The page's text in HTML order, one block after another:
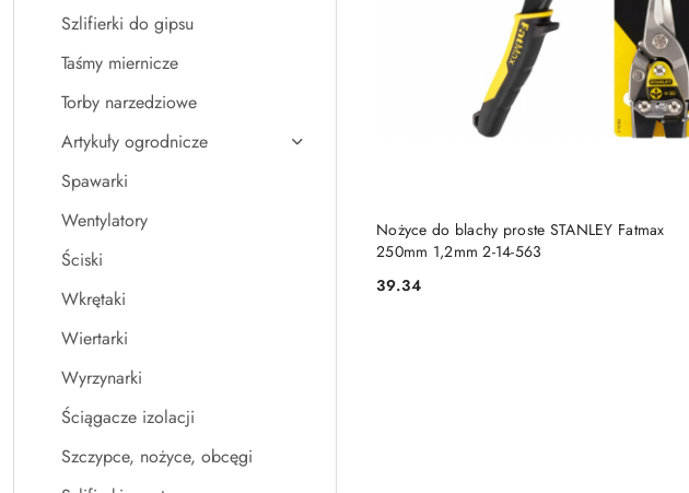
Szlifierki do gipsu
Taśmy miernicze
Torby narzedziowe
Artykuły ogrodnicze
Spawarki
Wentylatory
Ściski
Wkrętaki
Wiertarki
Wyrzynarki
Ściągacze izolacji
Szczypce, nożyce, obcęgi
Nożyce do blachy proste STANLEY Fatmax
250mm 1,2mm 2-14-563
Cena:
39.34
PRODUKT NIEDOSTĘPNY